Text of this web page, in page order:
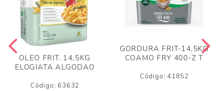
OLEO FRIT. 14,5KG
ELOGIATA ALGODAO
Código: 63632
GORDURA FRIT-14,5KG
COAMO FRY 400-Z T
Código: 41852